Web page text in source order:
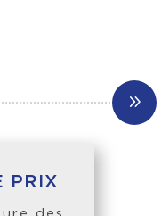
PRIX